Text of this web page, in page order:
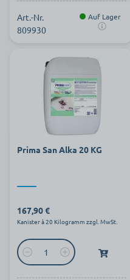
Art.-Nr.
809930
Auf Lager
Prima San Alka 20 KG
167,90 €
Kanister à 20 Kilogramm zzgl. MwSt.